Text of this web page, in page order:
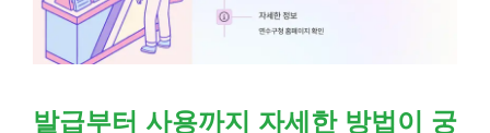
발급부터 사용까지 자세한 방법이 궁